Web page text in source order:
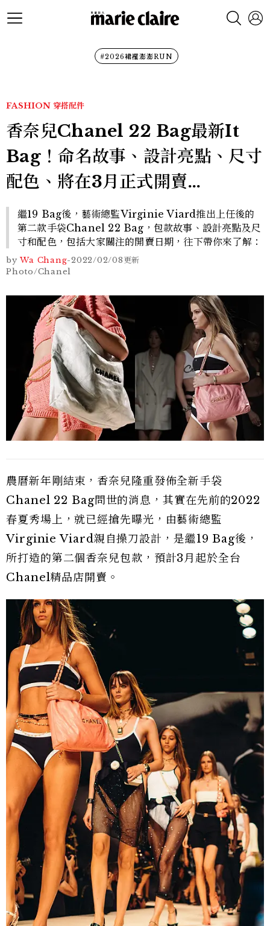
#2026裙襬澎澎RUN
FASHION 穿搭配件
香奈兒Chanel 22 Bag最新It
Bag！命名故事、設計亮點、尺寸
配色、將在3月正式開賣…
繼19 Bag後，藝術總監Virginie Viard推出上任後的
第二款手袋Chanel 22 Bag，包款故事、設計亮點及尺
寸和配色，包括大家關注的開賣日期，往下帶你來了解：
by Wa Chang-2022/02/08更新
Photo/Chanel
農曆新年剛結束，香奈兒隆重發佈全新手袋
Chanel 22 Bag問世的消息，其實在先前的2022
春夏秀場上，就已經搶先曝光，由藝術總監
Virginie Viard親自操刀設計，是繼19 Bag後，
所打造的第二個香奈兒包款，預計3月起於全台
Chanel精品店開賣。